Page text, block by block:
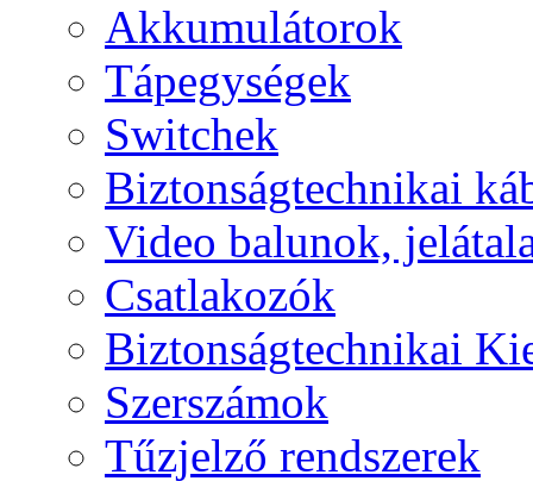
Akkumulátorok
Tápegységek
Switchek
Biztonságtechnikai
Video balunok,
Csatlakozók
Biztonságtechnikai
Szerszámok
Tűzjelző rendszerek